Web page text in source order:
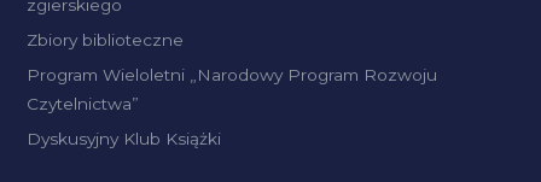
zgierskiego
Zbiory biblioteczne
Program Wieloletni „Narodowy Program Rozwoju
Czytelnictwa”
Dyskusyjny Klub Książki